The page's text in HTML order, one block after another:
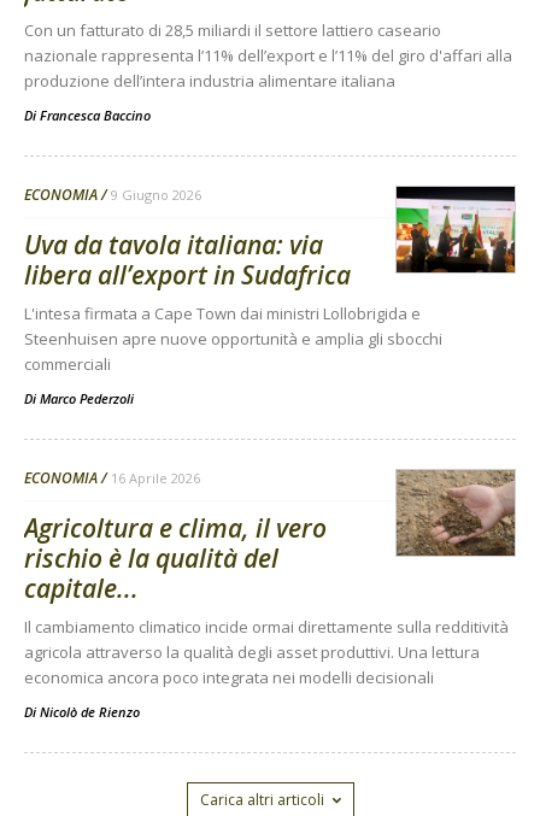
Con un fatturato di 28,5 miliardi il settore lattiero caseario
nazionale rappresenta l’11% dell’export e l’11% del giro d'affari alla
produzione dell’intera industria alimentare italiana
Di Francesca Baccino
ECONOMIA 9 Giugno 2026
Uva da tavola italiana: via
libera all’export in Sudafrica
L'intesa firmata a Cape Town dai ministri Lollobrigida e
Steenhuisen apre nuove opportunità e amplia gli sbocchi
commerciali
Di Marco Pederzoli
ECONOMIA 16 Aprile 2026
Agricoltura e clima, il vero
rischio è la qualità del
capitale...
Il cambiamento climatico incide ormai direttamente sulla redditività
agricola attraverso la qualità degli asset produttivi. Una lettura
economica ancora poco integrata nei modelli decisionali
Di Nicolò de Rienzo
Carica altri articoli